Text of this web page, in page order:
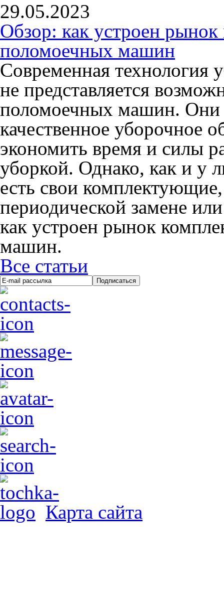
29.05.2023
Обзор: как устроен
поломоечных машин
Современная технология
не представляется
поломоечных машин. Они
качественное уборочное
экономить время и силы
уборкой. Однако, как и у
есть свои
периодической замене
как устроен рынок
машин.
Все статьи
Карта сайта